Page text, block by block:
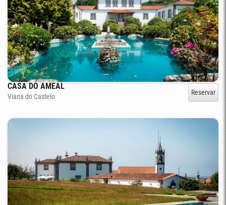
CASA DO AMEAL
Viana do Castelo Reservar